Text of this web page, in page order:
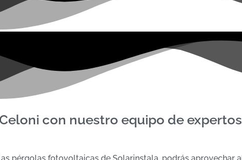
con nuestro equipo de expertos